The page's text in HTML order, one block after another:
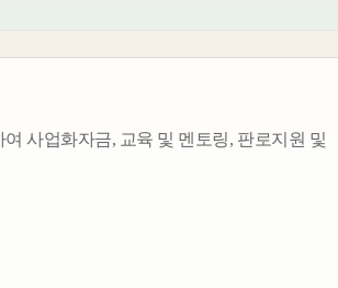
사업화자금, 교육 및 멘토링, 판로지원 및